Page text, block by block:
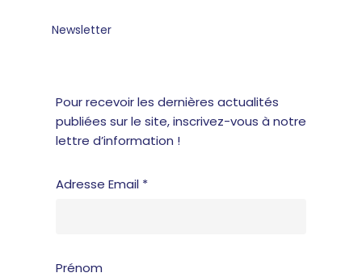
Newsletter
Pour recevoir les dernières actualités
publiées sur le site, inscrivez-vous à notre
lettre d’information !
Adresse Email *
Prénom